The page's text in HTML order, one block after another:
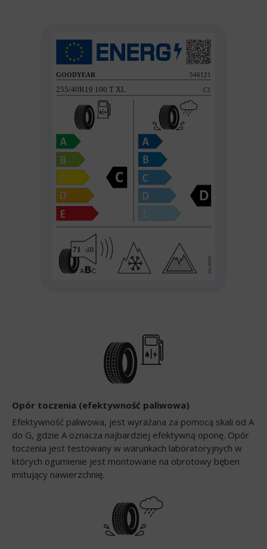
Opór toczenia (efektywność paliwowa)
Efektywność paliwowa, jest wyrażana za pomocą skali od A
do G, gdzie A oznacza najbardziej efektywną oponę. Opór
toczenia jest testowany w warunkach laboratoryjnych w
których ogumienie jest montowane na obrotowy bęben
imitujący nawierzchnię.